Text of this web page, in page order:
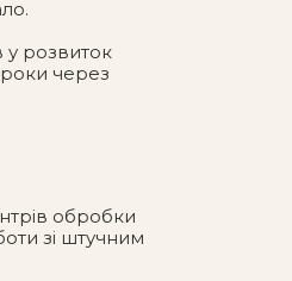
у розвиток
через
обробки
зі штучним